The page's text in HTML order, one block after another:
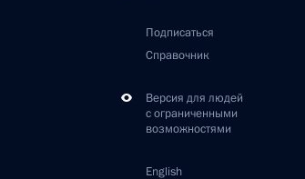
Подписаться
Справочник
Версия для людей
с ограниченными
возможностями
English